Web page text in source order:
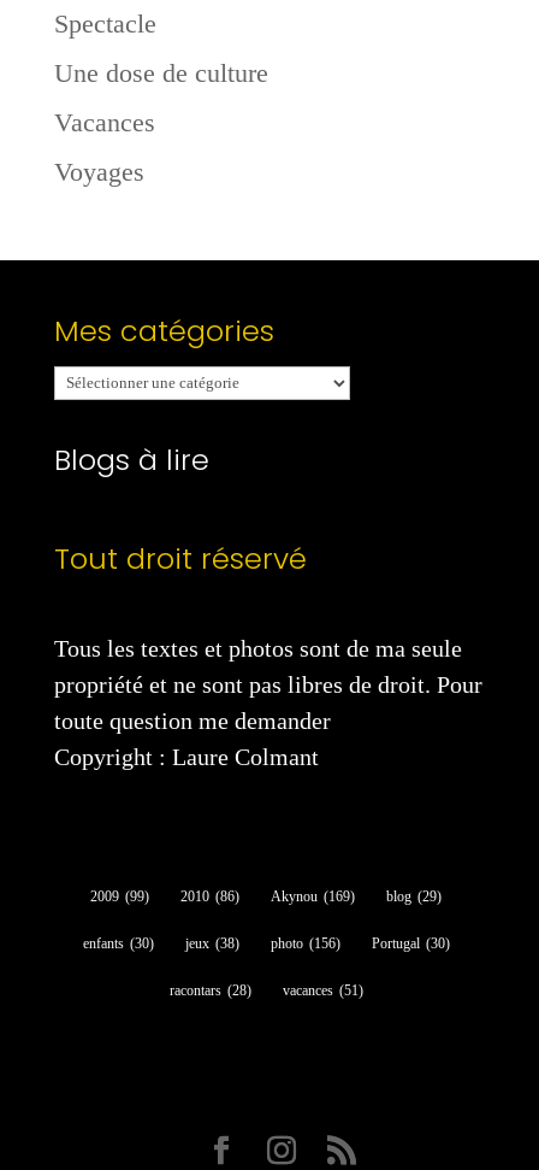
Spectacle
Une dose de culture
Vacances
Voyages
Mes catégories
Mes
catégories
Blogs à lire
Tout droit réservé
Tous les textes et photos sont de ma seule
propriété et ne sont pas libres de droit. Pour
toute question me demander
Copyright : Laure Colmant
2009 (99) 2010 (86) Akynou (169) blog (29)
enfants (30) jeux (38) photo (156) Portugal (30)
racontars (28) vacances (51)